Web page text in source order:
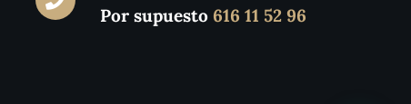
Por supuesto 616 11 52 96